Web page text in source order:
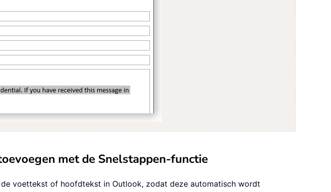
met de Snelstappen-functie
voettekst of hoofdtekst in Outlook, zodat deze automatisch wordt